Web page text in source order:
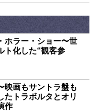
ホラー・ショー〜世
ト化した“観客参
映画もサントラ盤も
たトラボルタとオリ
作